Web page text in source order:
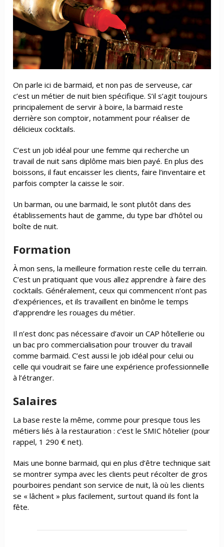
On parle ici de barmaid, et non pas de serveuse, car
c’est un métier de nuit bien spécifique. S’il s’agit toujours
principalement de servir à boire, la barmaid reste
derrière son comptoir, notamment pour réaliser de
délicieux cocktails.
C’est un jobidéal pour une femme qui recherche un
travail de nuit sans diplôme mais bien payé. En plus des
boissons, il faut encaisser les clients, faire l’inventaire et
parfois compter la caisse le soir.
Un barman, ou une barmaid, le sont plutôt dans des
établissements haut de gamme, du type bar d’hôtel ou
boîte de nuit.
Formation
À mon sens, la meilleure formation reste celle du terrain.
C’est un pratiquant que vous allez apprendre à faire des
cocktails. Généralement, ceux qui commencent n’ont pas
d’expériences, et ils travaillent en binôme le temps
d’apprendre les rouages du métier.
Il n’est donc pas nécessaire d’avoir un CAP hôtellerie ou
un bac pro commercialisation pour trouver du travail
comme barmaid. C’est aussi le job idéal pour celui ou
celle qui voudrait se faire une expérience professionnelle
à l’étranger.
Salaires
La base reste la même, comme pour presque tous les
métiers liés à la restauration : c’est le SMIC hôtelier (pour
rappel, 1 290 € net).
Mais une bonne barmaid, qui en plus d’être technique sait
se montrer sympa avec les clients peut récolter de gros
pourboires pendant son service de nuit, là où les clients
se « lâchent » plus facilement, surtout quand ils font la
fête.